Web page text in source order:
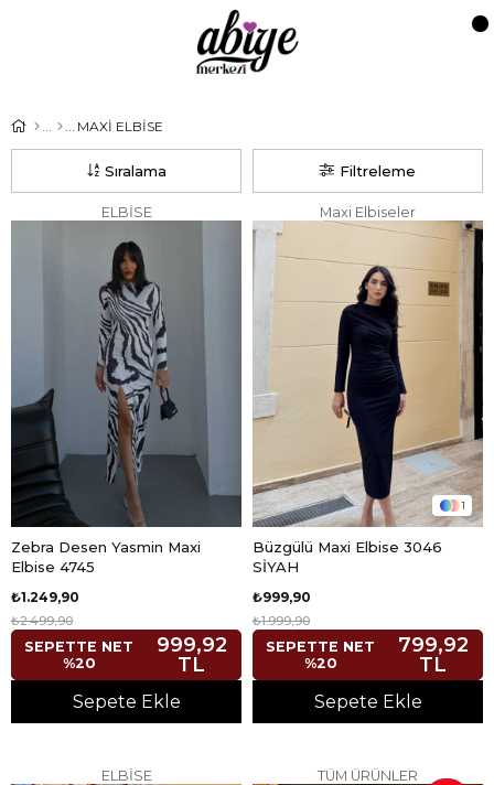
MAXİ ELBİSE
Filtreleme
Sıralama
ELBİSE
Zebra Desen Yasmin Maxi
Elbise 4745
₺1.249,90
₺2.499,90
SEPETTE NET
%20
999,92
TL
Sepete Ekle
Maxi Elbiseler
1
Büzgülü Maxi Elbise 3046
SİYAH
₺999,90
₺1.999,90
SEPETTE NET
%20
799,92
TL
Sepete Ekle
ELBİSE TÜM ÜRÜNLER